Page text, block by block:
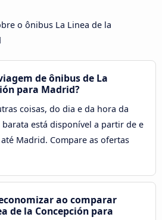
o ônibus La Linea de la
de ônibus de La
para Madrid?
coisas, do dia e da hora da
barata está disponível a partir de e
Madrid. Compare as ofertas
ao comparar
de la Concepción para